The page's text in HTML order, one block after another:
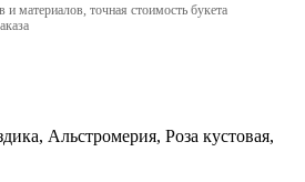
и материалов, точная стоимость букета
Альстромерия, Роза кустовая,